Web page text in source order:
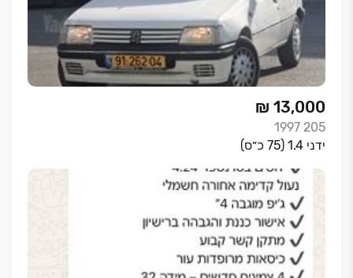
₪ 13,000
205
1997
ידני 1.4 (75 כ״ס)